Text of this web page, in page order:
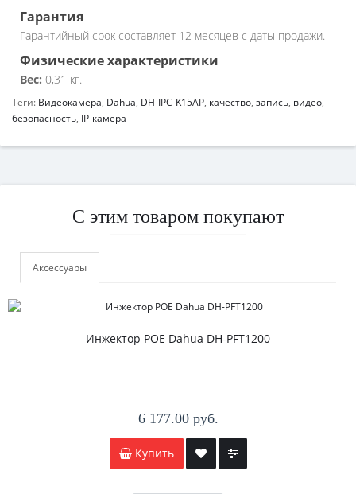
Гарантия
Гарантийный срок составляет 12 месяцев с даты продажи.
Физические характеристики
Вес: 0,31 кг.
Теги: Видеокамера, Dahua, DH-IPC-K15AP, качество, запись, видео,
безопасность, IP-камера
С этим товаром покупают
Аксессуары
Инжектор POE Dahua DH-PFT1200
6 177.00 руб.
Купить